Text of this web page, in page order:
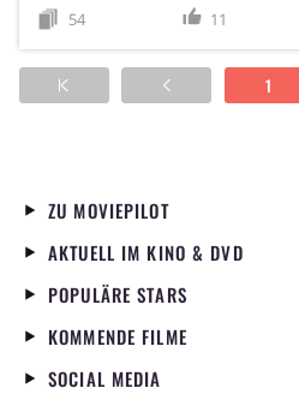
54 11
1
ZU MOVIEPILOT
AKTUELL IM KINO & DVD
POPULÄRE STARS
KOMMENDE FILME
SOCIAL MEDIA